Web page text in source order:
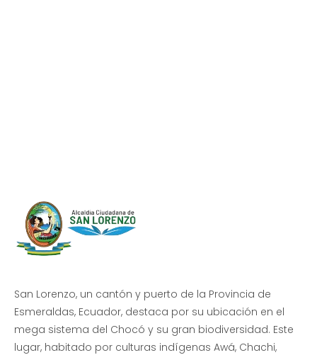
San Lorenzo, un cantón y puerto de la Provincia de
Esmeraldas, Ecuador, destaca por su ubicación en el
mega sistema del Chocó y su gran biodiversidad. Este
lugar, habitado por culturas indígenas Awá, Chachi,